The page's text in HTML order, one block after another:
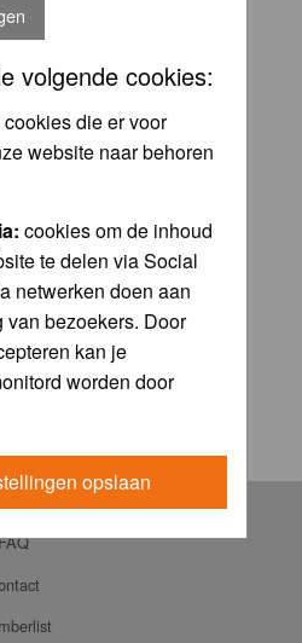
volgende cookies:
cookies die er voor
website naar behoren
cookies om de inhoud
te delen via Social
netwerken doen aan
bezoekers. Door
kan je
worden door
opslaan
each visit: